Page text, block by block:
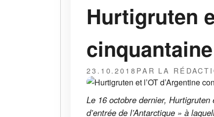
Hurtigruten
23.10.2018PAR LA
Le 16 octobre dernier, Hurtigruten
d’entrée de l’Antarctique » à